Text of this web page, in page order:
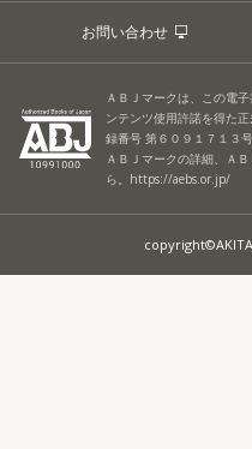
お問い合わせ
ＡＢＪマークは、この電
ンテンツ使用許諾を得た
録番号 第６０９１７１３号
ＡＢＪマークの詳細、Ａ
ら。 https://aebs.or.jp/
copyright©AKITA